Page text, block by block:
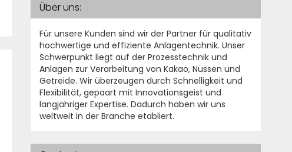
Über uns:
Für unsere Kunden sind wir der Partner für qualitativ
hochwertige und effiziente Anlagentechnik. Unser
Schwerpunkt liegt auf der Prozesstechnik und
Anlagen zur Verarbeitung von Kakao, Nüssen und
Getreide. Wir überzeugen durch Schnelligkeit und
Flexibilität, gepaart mit Innovationsgeist und
langjähriger Expertise. Dadurch haben wir uns
weltweit in der Branche etabliert.